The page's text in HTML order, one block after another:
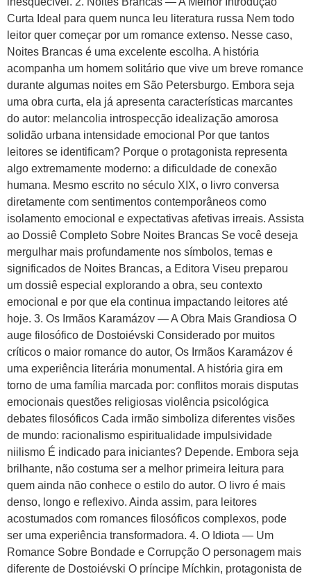
Curta Ideal para quem nunca leu literatura russa Nem todo
leitor quer começar por um romance extenso. Nesse caso,
Noites Brancas é uma excelente escolha. A história
acompanha um homem solitário que vive um breve romance
durante algumas noites em São Petersburgo. Embora seja
uma obra curta, ela já apresenta características marcantes
do autor: melancolia introspecção idealização amorosa
solidão urbana intensidade emocional Por que tantos
leitores se identificam? Porque o protagonista representa
algo extremamente moderno: a dificuldade de conexão
humana. Mesmo escrito no século XIX, o livro conversa
diretamente com sentimentos contemporâneos como
isolamento emocional e expectativas afetivas irreais. Assista
ao Dossiê Completo Sobre Noites Brancas Se você deseja
mergulhar mais profundamente nos símbolos, temas e
significados de Noites Brancas, a Editora Viseu preparou
um dossiê especial explorando a obra, seu contexto
emocional e por que ela continua impactando leitores até
hoje. 3. Os Irmãos Karamázov — A Obra Mais Grandiosa O
auge filosófico de Dostoiévski Considerado por muitos
críticos o maior romance do autor, Os Irmãos Karamázov é
uma experiência literária monumental. A história gira em
torno de uma família marcada por: conflitos morais disputas
emocionais questões religiosas violência psicológica
debates filosóficos Cada irmão simboliza diferentes visões
de mundo: racionalismo espiritualidade impulsividade
niilismo É indicado para iniciantes? Depende. Embora seja
brilhante, não costuma ser a melhor primeira leitura para
quem ainda não conhece o estilo do autor. O livro é mais
denso, longo e reflexivo. Ainda assim, para leitores
acostumados com romances filosóficos complexos, pode
ser uma experiência transformadora. 4. O Idiota — Um
Romance Sobre Bondade e Corrupção O personagem mais
diferente de Dostoiévski O príncipe Míchkin, protagonista de